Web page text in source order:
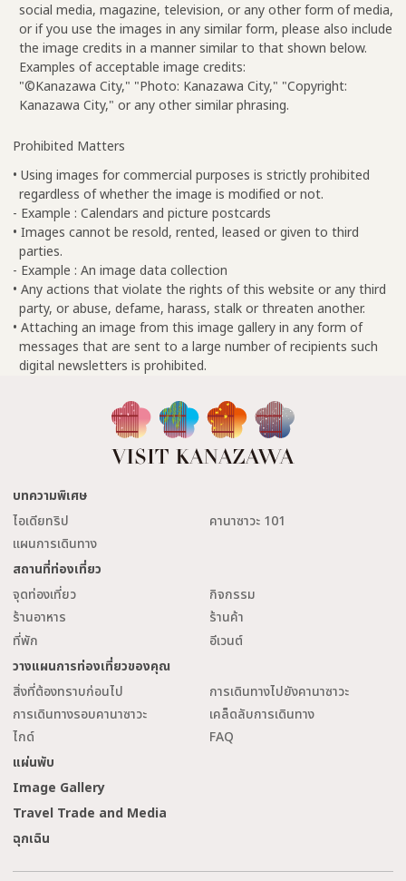
social media, magazine, television, or any other form of media,
or if you use the images in any similar form, please also include
the image credits in a manner similar to that shown below.
Examples of acceptable image credits:
"©Kanazawa City," "Photo: Kanazawa City," "Copyright:
Kanazawa City," or any other similar phrasing.
Prohibited Matters
• Using images for commercial purposes is strictly prohibited
regardless of whether the image is modified or not.
- Example : Calendars and picture postcards
• Images cannot be resold, rented, leased or given to third
parties.
- Example : An image data collection
• Any actions that violate the rights of this website or any third
party, or abuse, defame, harass, stalk or threaten another.
• Attaching an image from this image gallery in any form of
messages that are sent to a large number of recipients such
digital newsletters is prohibited.
บทความพิเศษ
ไอเดียทริป
คานาซาวะ 101
แผนการเดินทาง
สถานที่ท่องเที่ยว
จุดท่องเที่ยว
กิจกรรม
ร้านอาหาร
ร้านค้า
ที่พัก
อีเวนต์
วางแผนการท่องเที่ยวของคุณ
สิ่งที่ต้องทราบก่อนไป
การเดินทางไปยังคานาซาวะ
การเดินทางรอบคานาซาวะ
เคล็ดลับการเดินทาง
ไกด์
FAQ
แผ่นพับ
Image Gallery
Travel Trade and Media
ฉุกเฉิน